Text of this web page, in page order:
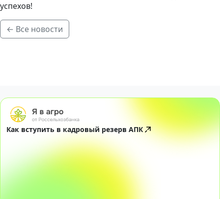
успехов!
← Все новости
Как вступить в кадровый резерв АПК